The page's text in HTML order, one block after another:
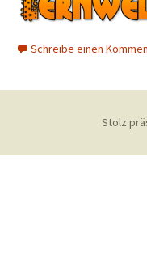
Schreibe einen
Stolz